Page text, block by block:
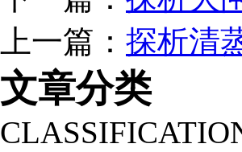
上一篇： 探析清
文章分类